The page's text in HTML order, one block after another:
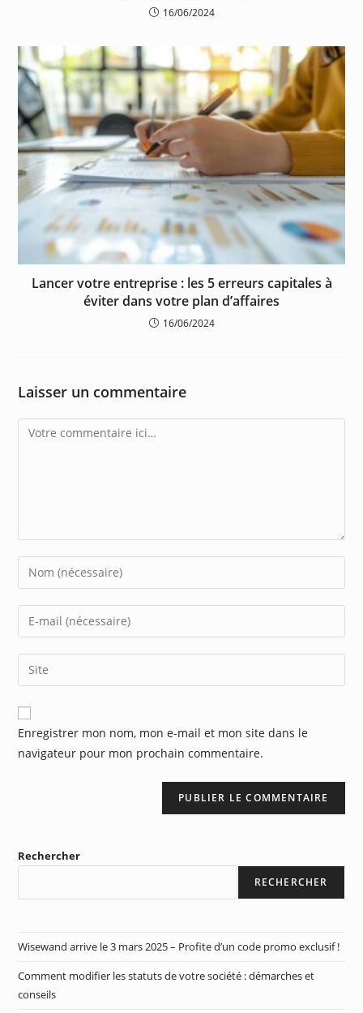
16/06/2024
Lancer votre entreprise : les 5 erreurs capitales à
éviter dans votre plan d’affaires
16/06/2024
Laisser un commentaire
Enregistrer mon nom, mon e-mail et mon site dans le
navigateur pour mon prochain commentaire.
Rechercher
RECHERCHER
Wisewand arrive le 3 mars 2025 – Profite d’un code promo exclusif !
Comment modifier les statuts de votre société : démarches et
conseils